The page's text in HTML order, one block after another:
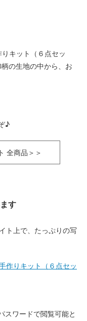
キット（６点セッ
の生地の中から、お
♪
全商品＞＞
す
ト上で、たっぷりの写
作りキット（６点セッ
スワードで閲覧可能と